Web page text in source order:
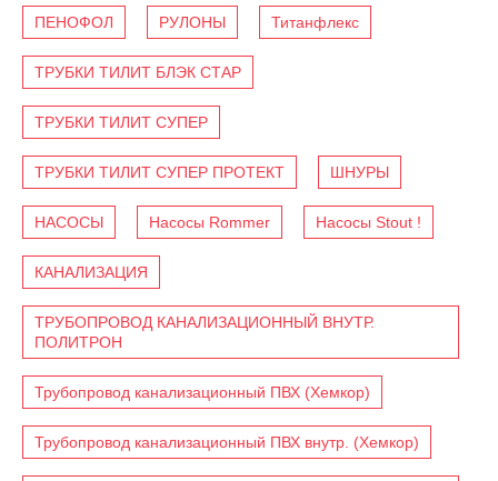
ПЕНОФОЛ РУЛОНЫ Титанфлекс
ТРУБКИ ТИЛИТ БЛЭК СТАР
ТРУБКИ ТИЛИТ СУПЕР
ТРУБКИ ТИЛИТ СУПЕР ПРОТЕКТ ШНУРЫ
НАСОСЫ Насосы Rommer Насосы Stout !
КАНАЛИЗАЦИЯ
ТРУБОПРОВОД КАНАЛИЗАЦИОННЫЙ ВНУТР.
ПОЛИТРОН
Трубопровод канализационный ПВХ (Хемкор)
Трубопровод канализационный ПВХ внутр. (Хемкор)